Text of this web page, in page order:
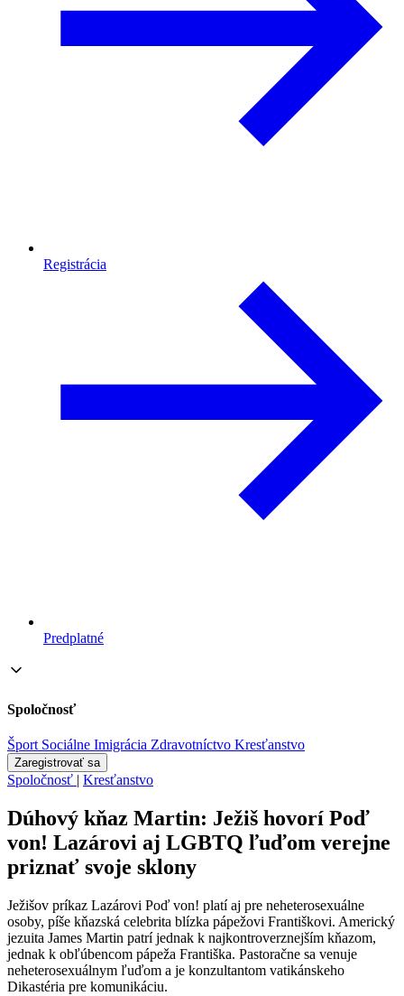
Registrácia
Predplatné
Spoločnosť
Šport Sociálne Imigrácia Zdravotníctvo Kresťanstvo
Zaregistrovať sa
Spoločnosť | Kresťanstvo
Dúhový kňaz Martin: Ježiš hovorí Poď
von! Lazárovi aj LGBTQ ľuďom verejne
priznať svoje sklony
Ježišov príkaz Lazárovi Poď von! platí aj pre neheterosexuálne
osoby, píše kňazská celebrita blízka pápežovi Františkovi. Americký
jezuita James Martin patrí jednak k najkontroverznejším kňazom,
jednak k obľúbencom pápeža Františka. Pastoračne sa venuje
neheterosexuálnym ľuďom a je konzultantom vatikánskeho
Dikastéria pre komunikáciu.